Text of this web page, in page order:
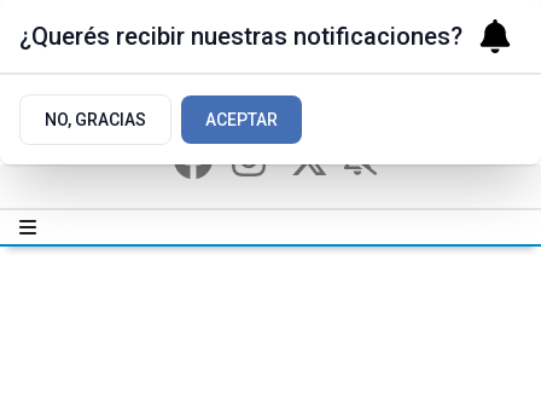
¿Querés recibir nuestras notificaciones?
NO, GRACIAS ACEPTAR